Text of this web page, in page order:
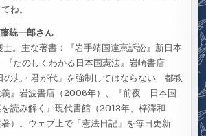
ね。
統一郎さん
士。主な著書：『岩手靖国違憲訴訟』新日本
『たのしくわかる日本国憲法』岩崎書店
の丸・君が代」を強制してはならない 都教
義』岩波書店（2006年）、『前夜 日本国
読み解く』現代書館（2013年、梓澤和
）。ウェブ上で「憲法日記」を毎日更新